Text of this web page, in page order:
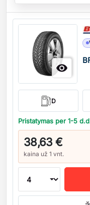

D
Pristatymas per 1-5
38,63 €
kaina už 1 vnt.
Kiekis